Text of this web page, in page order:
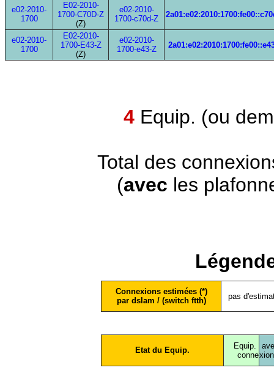
e02-2010-
1700
E02-2010-
1700-C70D-Z
(Z)
e02-2010-
1700-c70d-Z
e02-2010-
1700
E02-2010-
1700-E43-Z
(Z)
e02-2010-
1700-e43-Z
4 Equip. (ou
Total des
(avec les
Connexions estimées (*)
par dslam / (switch ftth)
pas
Etat du Equip.
Equip.
conne